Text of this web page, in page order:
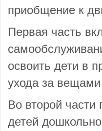
приобщение к
Первая часть
освоить дети в
ухода за
Во второй части
детей